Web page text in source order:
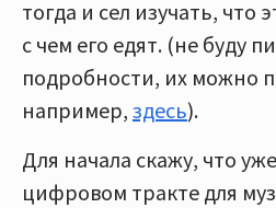
тогда и сел изучать, что
с чем его едят. (не буду
подробности, их можно
например, здесь).
Для начала скажу, что
цифровом тракте для